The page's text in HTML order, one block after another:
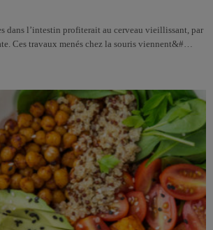
dans l’intestin profiterait au cerveau vieillissant, par
Ces travaux menés chez la souris viennent&#…